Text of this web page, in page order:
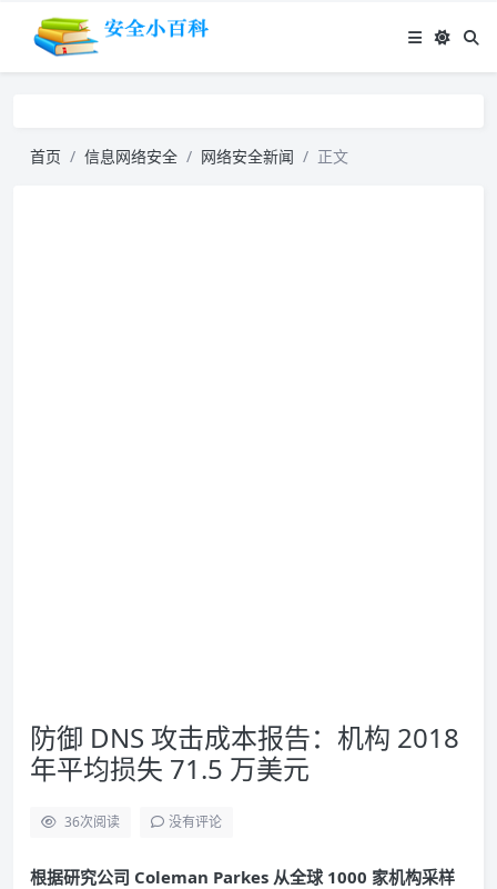
首页 信息网络安全 网络安全新闻 正文
防御 DNS 攻击成本报告：机构 2018
年平均损失 71.5 万美元
36次阅读 没有评论
根据研究公司 Coleman Parkes 从全球 1000 家机构采样